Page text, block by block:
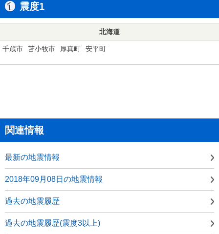
震度1
北海道
千歳市 苫小牧市 厚真町 安平町
関連情報
最新の地震情報
2018年09月08日の地震情報
過去の地震履歴
過去の地震履歴(震度3以上)